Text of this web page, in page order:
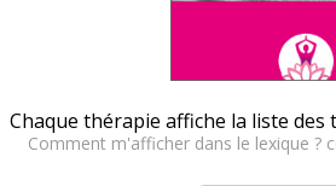
Chaque thérapie affiche la liste
Comment m'afficher dans le lexique ?